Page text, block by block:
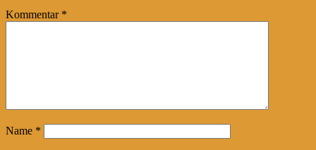
Kommentar *
Name *